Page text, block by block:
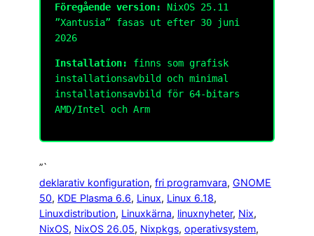
Föregående version:
NixOS 25.11
”Xantusia” fasas ut efter 30 juni
2026
Installation:
finns som grafisk
installationsavbild och minimal
installationsavbild för 64-bitars
AMD/Intel och Arm
”`
deklarativ konfiguration, fri programvara, GNOME
50, KDE Plasma 6.6, Linux, Linux 6.18
Linuxdistribution, Linuxkärna, linuxnyheter, Nix
NixOS, NixOS 26.05, Nixpkgs, operativsystem